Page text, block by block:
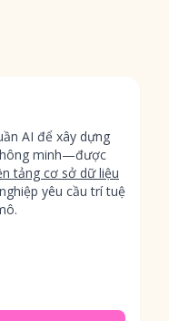
AI để xây dựng
minh—được
tảng cơ sở dữ liệu
yêu cầu trí tuệ